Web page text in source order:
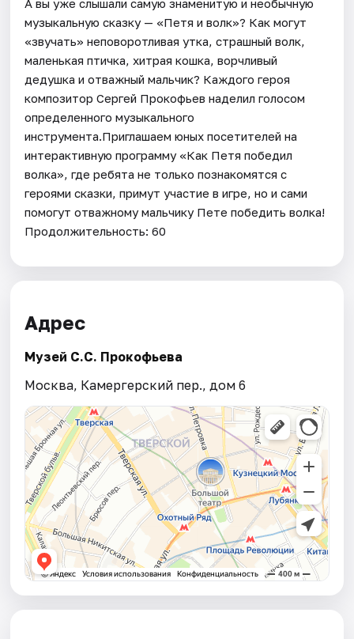
А вы уже слышали самую знаменитую и необычную
музыкальную сказку — «Петя и волк»? Как могут
«звучать» неповоротливая утка, страшный волк,
маленькая птичка, хитрая кошка, ворчливый
дедушка и отважный мальчик? Каждого героя
композитор Сергей Прокофьев наделил голосом
определенного музыкального
инструмента.Приглашаем юных посетителей на
интерактивную программу «Как Петя победил
волка», где ребята не только познакомятся с
героями сказки, примут участие в игре, но и сами
помогут отважному мальчику Пете победить волка!
Продолжительность: 60
Адрес
Музей С.С. Прокофьева
Москва, Камергерский пер., дом 6